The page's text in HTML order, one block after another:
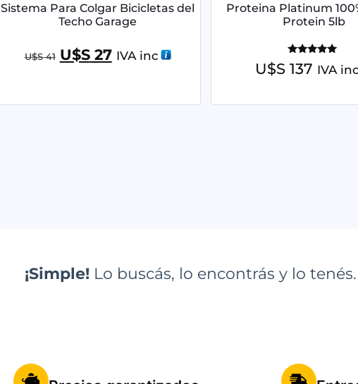
Sistema Para Colgar Bicicletas del
Techo Garage
U$S41 U$S27 IVA inc
Proteina Platinum
Protein 5lb
Valorado
con
U$S 137 IVA inc
¡Simple!Lo buscás, lo encontrás y lo tenés.